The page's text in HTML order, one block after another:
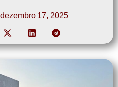
dezembro 17, 2025